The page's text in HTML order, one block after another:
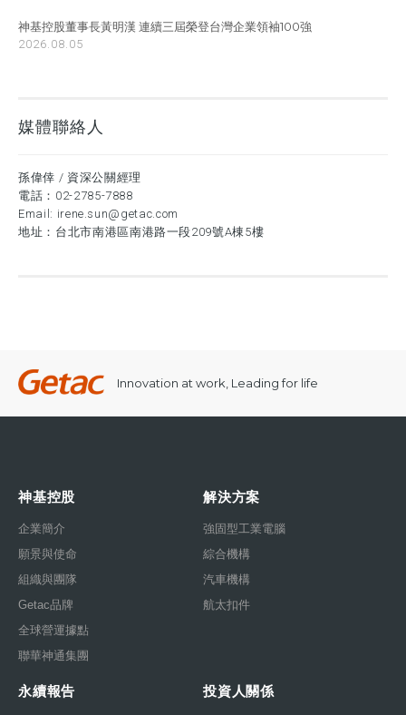
神基控股董事長黃明漢 連續三屆榮登台灣企業領袖100強
2026.08.05
媒體聯絡人
孫偉倖 / 資深公關經理
電話： 02-2785-7888
Email: irene.sun@getac.com
地址：台北市南港區南港路一段209號A棟5樓
Innovation at work, Leading for life
神基控股
企業簡介
願景與使命
組織與團隊
Getac品牌
全球營運據點
聯華神通集團
解決方案
強固型工業電腦
綜合機構
汽車機構
航太扣件
永續報告 投資人關係